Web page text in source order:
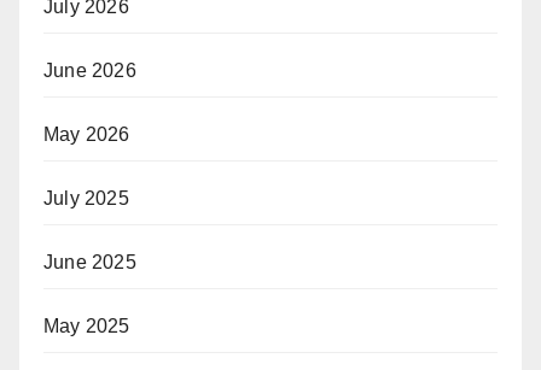
July 2026
June 2026
May 2026
July 2025
June 2025
May 2025